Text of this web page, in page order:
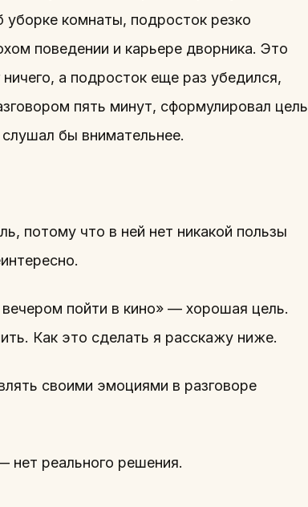
уборке комнаты, подросток резко
поведении и карьере дворника. Это
а подросток еще раз убедился,
пять минут, сформулировал цель
бы внимательнее.
потому что в ней нет никакой пользы
пойти в кино» — хорошая цель.
Как это сделать я расскажу ниже.
своими эмоциями в разговоре
реального решения.